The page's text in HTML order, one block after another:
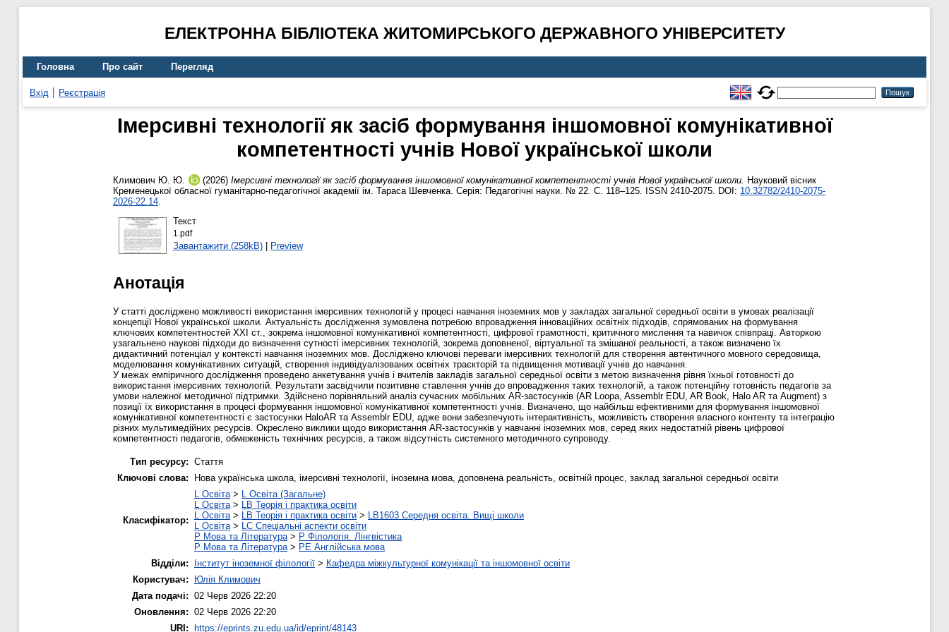
ЕЛЕКТРОННА БІБЛІОТЕКА ЖИТОМИРСЬКОГО ДЕРЖАВНОГО УНІВЕРСИТЕТУ
Головна Про сайт Перегляд
Вхід Реєстрація
Імерсивні технології як засіб формування іншомовної комунікативної
компетентності учнів Нової української школи
Климович Ю. Ю. (2026) Імерсивні технології як засіб формування іншомовної комунікативної компетентності учнів Нової української школи. Науковий вісник
Кременецької обласної гуманітарно-педагогічної академії ім. Тараса Шевченка. Серія: Педагогічні науки. № 22. С. 118–125. ISSN 2410-2075. DOI: 10.32782/2410-2075-
2026-22.14.
Текст
1.pdf
Завантажити (258kB)| Preview
Анотація
У статті досліджено можливості використання імерсивних технологій у процесі навчання іноземних мов у закладах загальної середньої освіти в умовах реалізації
концепції Нової української школи. Актуальність дослідження зумовлена потребою впровадження інноваційних освітніх підходів, спрямованих на формування
ключових компетентностей XXI ст., зокрема іншомовної комунікативної компетентності, цифрової грамотності, критичного мислення та навичок співпраці. Авторкою
узагальнено наукові підходи до визначення сутності імерсивних технологій, зокрема доповненої, віртуальної та змішаної реальності, а також визначено їх
дидактичний потенціал у контексті навчання іноземних мов. Досліджено ключові переваги імерсивних технологій для створення автентичного мовного середовища,
моделювання комунікативних ситуацій, створення індивідуалізованих освітніх траєкторій та підвищення мотивації учнів до навчання.
У межах емпіричного дослідження проведено анкетування учнів і вчителів закладів загальної середньої освіти з метою визначення рівня їхньої готовності до
використання імерсивних технологій. Результати засвідчили позитивне ставлення учнів до впровадження таких технологій, а також потенційну готовність педагогів за
умови належної методичної підтримки. Здійснено порівняльний аналіз сучасних мобільних AR-застосунків (AR Loopa, Assemblr EDU, AR Book, Halo AR та Augment) з
позиції їх використання в процесі формування іншомовної комунікативної компетентності учнів. Визначено, що найбільш ефективними для формування іншомовної
комунікативної компетентності є застосунки HaloAR та Assemblr EDU, адже вони забезпечують інтерактивність, можливість створення власного контенту та інтеграцію
різних мультимедійних ресурсів. Окреслено виклики щодо використання AR-застосунків у навчанні іноземних мов, серед яких недостатній рівень цифрової
компетентності педагогів, обмеженість технічних ресурсів, а також відсутність системного методичного супроводу.
Тип ресурсу: Стаття
Ключові слова:
Нова українська школа, імерсивні технології, іноземна мова, доповнена реальність, освітній процес, заклад загальної середньої освіти
Класифікатор:
L Освіта > L Освіта (Загальне)
L Освіта > LB Теорія і практика освіти
L Освіта > LB Теорія і практика освіти > LB1603 Середня освіта. Вищі школи
L Освіта > LC Спеціальні аспекти освіти
P Мова та Література > P Філологія. Лінгвістика
P Мова та Література > PE Англійська мова
Відділи:
Інститут іноземної філології > Кафедра міжкультурної комунікації та іншомовної освіти
Користувач:
Юлія Климович
Дата подачі: 02 Черв 2026 22:20
Оновлення: 02 Черв 2026 22:20
URI: https://eprints.zu.edu.ua/id/eprint/48143